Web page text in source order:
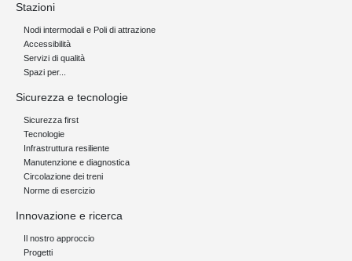
Stazioni
Nodi intermodali e Poli di attrazione
Accessibilità
Servizi di qualità
Spazi per...
Sicurezza e tecnologie
Sicurezza first
Tecnologie
Infrastruttura resiliente
Manutenzione e diagnostica
Circolazione dei treni
Norme di esercizio
Innovazione e ricerca
Il nostro approccio
Progetti